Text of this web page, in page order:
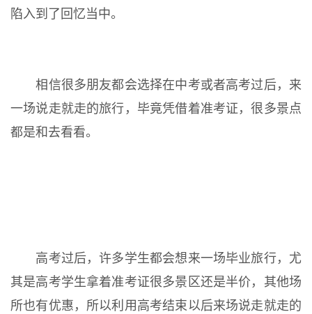
陷入到了回忆当中。
相信很多朋友都会选择在中考或者高考过后，来
一场说走就走的旅行，毕竟凭借着准考证，很多景点
都是和去看看。
高考过后，许多学生都会想来一场毕业旅行，尤
其是高考学生拿着准考证很多景区还是半价，其他场
所也有优惠，所以利用高考结束以后来场说走就走的